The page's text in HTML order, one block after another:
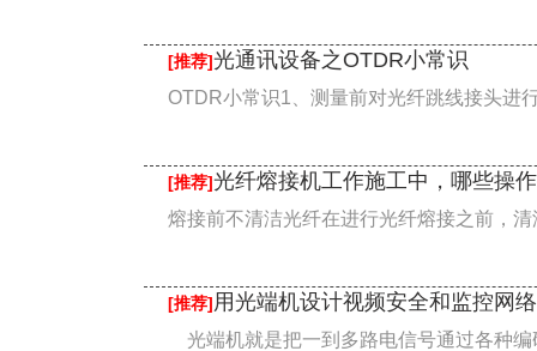
[推荐]光通讯设备之OTDR小常识
OTDR小常识1、测量前对光纤跳线接头进
[推荐]光纤熔接机工作施工中，哪些操
熔接前不清洁光纤在进行光纤熔接之前，
[推荐]用光端机设计视频安全和监控网络
光端机就是把一到多路电信号通过各种